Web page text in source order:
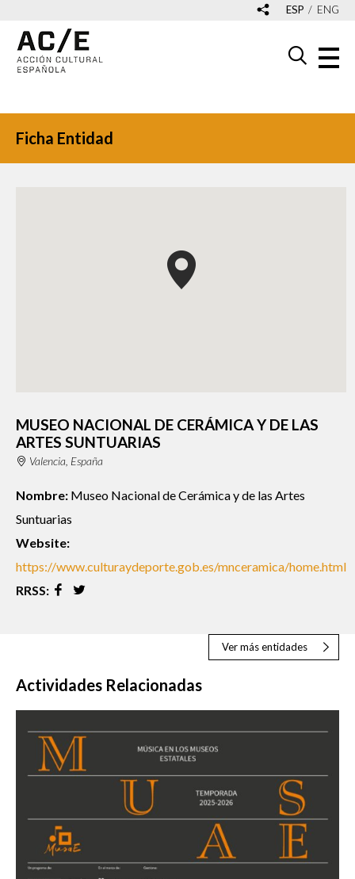
ESP ENG
Ficha Entidad
MUSEO NACIONAL DE CERÁMICA Y DE LAS
ARTES SUNTUARIAS
Valencia, España
Nombre: Museo Nacional de Cerámica y de las Artes
Suntuarias
Website:
https://www.culturaydeporte.gob.es/mnceramica/home.html
RRSS:
Ver más entidades
Actividades Relacionadas